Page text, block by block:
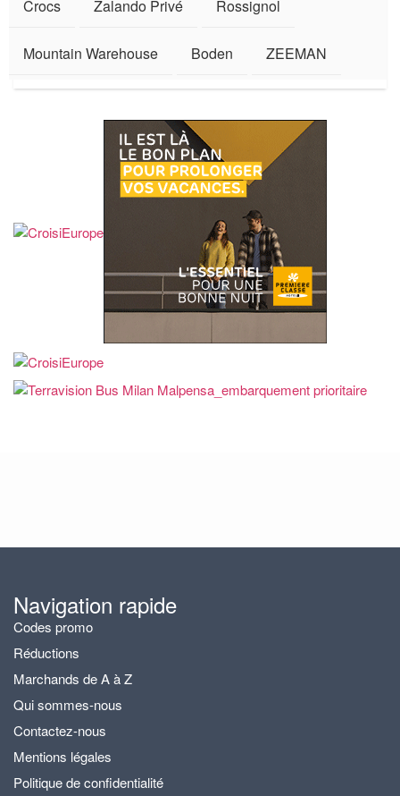
Crocs Zalando Privé Rossignol
Mountain Warehouse Boden ZEEMAN
Navigation rapide
Codes promo
Réductions
Marchands de A à Z
Qui sommes-nous
Contactez-nous
Mentions légales
Politique de confidentialité